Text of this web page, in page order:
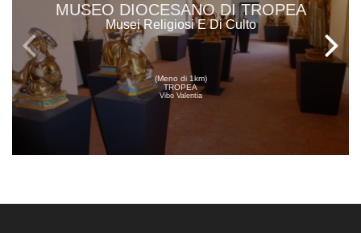
MUSEO DIOCESANO DI TROPEA
Musei Religiosi E Di Culto
(Meno di 1km)
TROPEA
Vibo Valentia